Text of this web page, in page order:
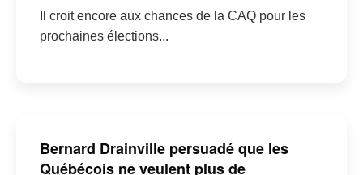
Il croit encore aux chances de la CAQ pour les
prochaines élections...
Bernard Drainville persuadé que les
Québécois ne veulent plus de